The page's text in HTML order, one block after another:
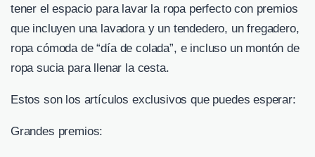
tener el espacio para lavar la ropa perfecto con premios
que incluyen una lavadora y un tendedero, un fregadero,
ropa cómoda de “día de colada”, e incluso un montón de
ropa sucia para llenar la cesta.
Estos son los artículos exclusivos que puedes esperar:
Grandes premios: